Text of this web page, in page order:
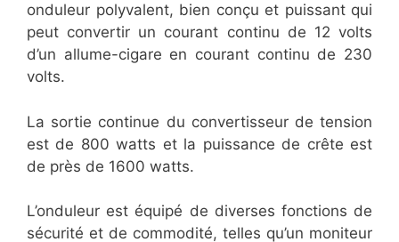
onduleur polyvalent, bien conçu et puissant qui
peut convertir un courant continu de 12 volts
d’un allume-cigare en courant continu de 230
volts.
La sortie continue du convertisseur de tension
est de 800 watts et la puissance de crête est
de près de 1600 watts.
L’onduleur est équipé de diverses fonctions de
sécurité et de commodité, telles qu’un moniteur